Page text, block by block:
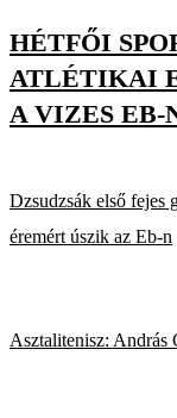
HÉTFŐI
ATLÉTIKAI
A VIZES EB-
Dzsudzsák első fejes
éremért úszik az Eb-n
Asztalitenisz: András